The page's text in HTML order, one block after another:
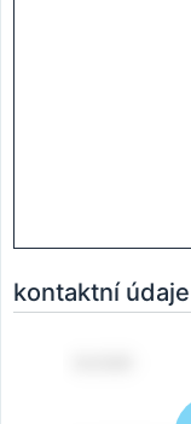
kontaktní údaje